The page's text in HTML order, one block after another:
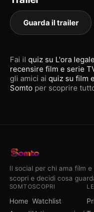
Guarda il trailer
Fai il quiz su L'ora legale
recensire film e serie
gli amici ai quiz su film
Somto per scoprire
Il social per chi ama film e
scopri e decidi cosa
SOMTO
Home
SCOPRI
Watchlist